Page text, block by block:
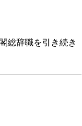
総辞職を引き続き